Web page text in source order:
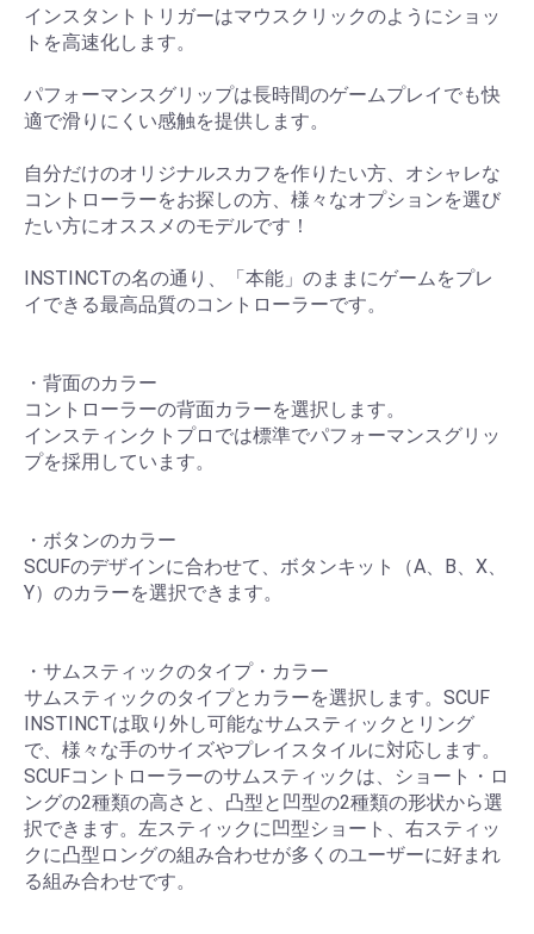
インスタントトリガーはマウスクリックのようにショッ
トを高速化します。
パフォーマンスグリップは長時間のゲームプレイでも快
適で滑りにくい感触を提供します。
自分だけのオリジナルスカフを作りたい方、オシャレな
コントローラーをお探しの方、様々なオプションを選び
たい方にオススメのモデルです！
INSTINCTの名の通り、「本能」のままにゲームをプレ
イできる最高品質のコントローラーです。
・背面のカラー
コントローラーの背面カラーを選択します。
インスティンクトプロでは標準でパフォーマンスグリッ
プを採用しています。
・ボタンのカラー
SCUFのデザインに合わせて、ボタンキット（A、B、X、
Y）のカラーを選択できます。
・サムスティックのタイプ・カラー
サムスティックのタイプとカラーを選択します。SCUF
INSTINCTは取り外し可能なサムスティックとリング
で、様々な手のサイズやプレイスタイルに対応します。
SCUFコントローラーのサムスティックは、ショート・ロ
ングの2種類の高さと、凸型と凹型の2種類の形状から選
択できます。左スティックに凹型ショート、右スティッ
クに凸型ロングの組み合わせが多くのユーザーに好まれ
る組み合わせです。